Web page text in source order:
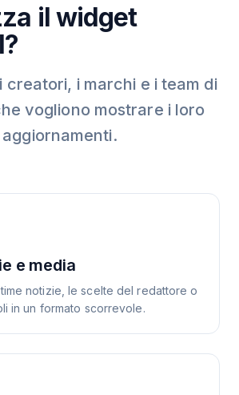
il widget
creatori, i marchi e i team di
vogliono mostrare i loro
aggiornamenti.
e media
notizie, le scelte del redattore o
in un formato scorrevole.